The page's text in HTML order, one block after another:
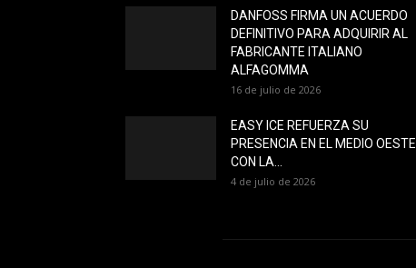
DANFOSS FIRMA UN ACUERDO
DEFINITIVO PARA ADQUIRIR AL
FABRICANTE ITALIANO
ALFAGOMMA
16 de julio de 2026
EASY ICE REFUERZA SU
PRESENCIA EN EL MEDIO OESTE
CON LA...
4 de julio de 2026